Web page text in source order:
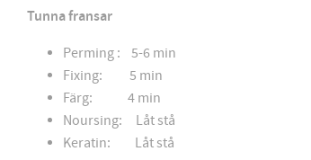
Tunna fransar
Perming : 5-6 min
Fixing: 5 min
Färg: 4 min
Noursing: Låt stå
Keratin: Låt stå